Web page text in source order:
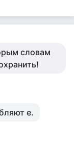
словам
е.